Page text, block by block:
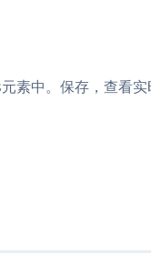
中。保存，查看实